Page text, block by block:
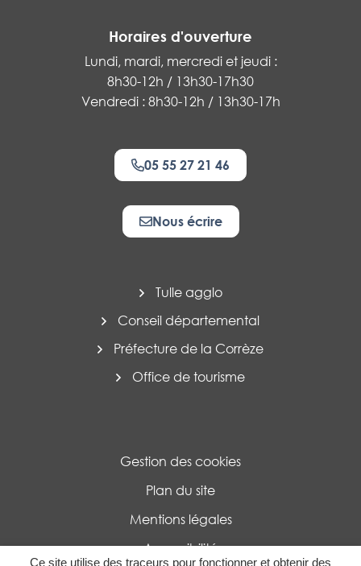
Ce site utilise des traceurs pour fonctionner et obtenir des
Horaires d'ouverture
Lundi, mardi, mercredi et jeudi :
8h30-12h / 13h30-17h30
Vendredi : 8h30-12h / 13h30-17h
05 55 27 21 46
Nous écrire
Tulle agglo
Conseil départemental
Préfecture de la Corrèze
Office de tourisme
Gestion des cookies
Plan du site
Mentions légales
Accessibilité